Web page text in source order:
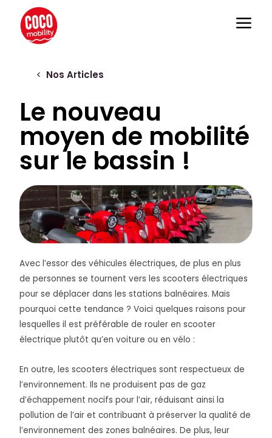
Nos Articles
Le nouveau
moyen de mobilité
sur le bassin !
Avec l’essor des véhicules électriques, de plus en plus
de personnes se tournent vers les scooters électriques
pour se déplacer dans les stations balnéaires. Mais
pourquoi cette tendance ? Voici quelques raisons pour
lesquelles il est préférable de rouler en scooter
électrique plutôt qu’en voiture ou en vélo :
En outre, les scooters électriques sont respectueux de
l’environnement. Ils ne produisent pas de gaz
d’échappement nocifs pour l’air, réduisant ainsi la
pollution de l’air et contribuant à préserver la qualité de
l’environnement des zones balnéaires. De plus, leur